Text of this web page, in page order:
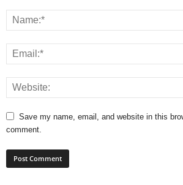
Save my name, email, and website in this
comment.